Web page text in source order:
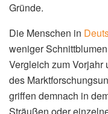
Gründe.
Die Menschen in
weniger
Vergleich zum Vorjahr
des
griffen demnach in